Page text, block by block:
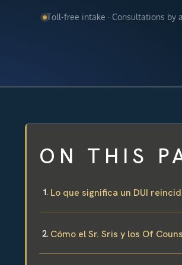
Toll-free intake · Consultations by
ON THIS
Lo que significa un DUI
Cómo el Sr. Sris y los Of